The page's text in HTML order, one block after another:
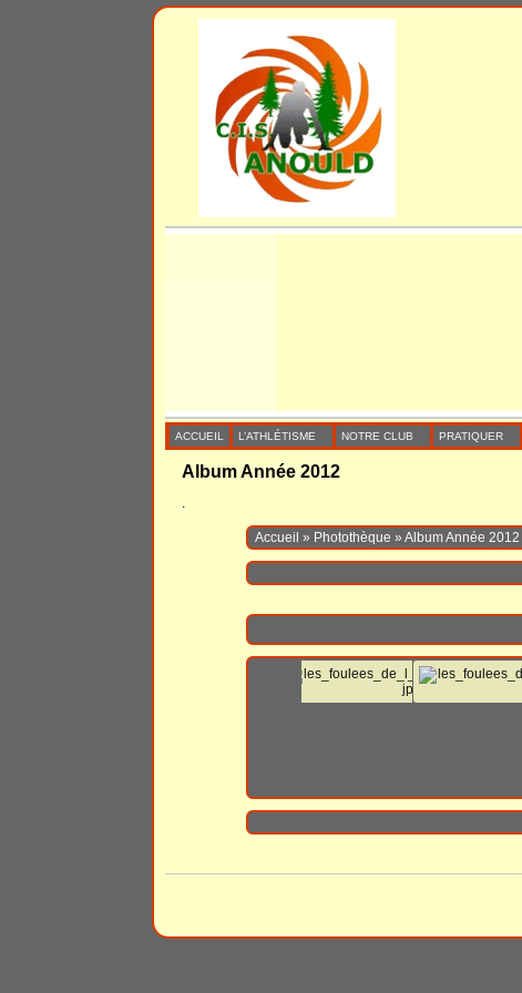
ACCUEIL L’ATHLÉTISME NOTRE CLUB PRATIQUER
Album Année 2012
.
Accueil » Photothèque » Album Année 2012